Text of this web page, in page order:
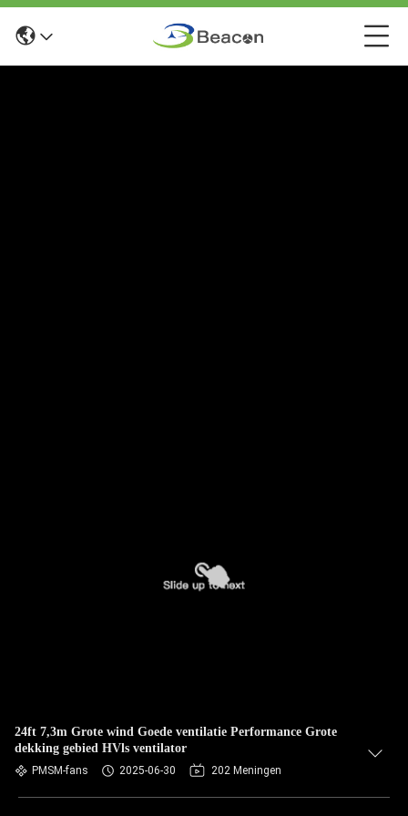
24ft 7,3m Grote wind Goede ventilatie Performance Grote
dekking gebied HVls ventilator
PMSM-fans 2025-06-30 202 Meningen